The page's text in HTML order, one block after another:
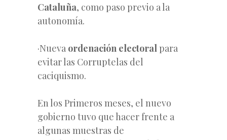
Cataluña, como paso previo a la
autonomía.
·Nueva ordenación electoral para
evitar las Corruptelas del
caciquismo.
En los Primeros meses, el nuevo
gobierno tuvo que hacer frente a
algunas muestras de